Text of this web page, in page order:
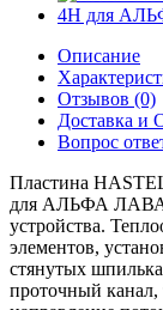
Описание
Отзывов (0)
Доставка и
Вопрос
Пластина
для АЛЬФА
устройства.
элементов,
стянутых
проточный канал,